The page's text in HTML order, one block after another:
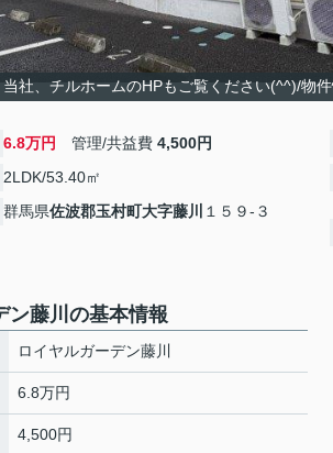
当社、チルホームのHPもご覧ください(^^)/物
6.8万円 管理/共益費 4,500円
2LDK/53.40㎡
群馬県佐波郡玉村町大字藤川 １５９-３
ン藤川の基本情報
ロイヤルガーデン藤川
6.8万円
4,500円